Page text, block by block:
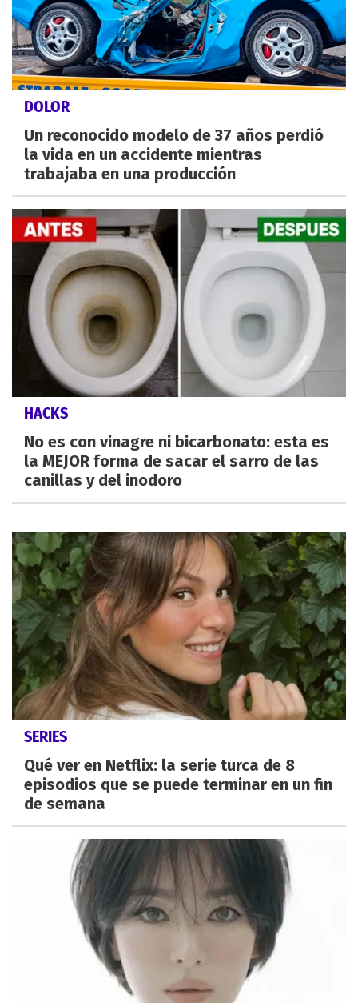
DOLOR
Un reconocido modelo de 37 años perdió
la vida en un accidente mientras
trabajaba en una producción
HACKS
No es con vinagre ni bicarbonato: esta es
la MEJOR forma de sacar el sarro de las
canillas y del inodoro
SERIES
Qué ver en Netflix: la serie turca de 8
episodios que se puede terminar en un fin
de semana